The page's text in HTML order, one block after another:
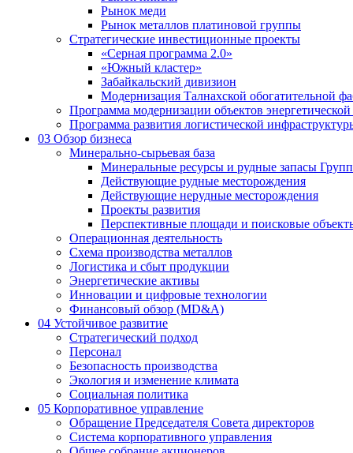
Рынок меди
Рынок металлов платиновой группы
Стратегические инвестиционные проекты
«Серная программа 2.0»
«Южный кластер»
Забайкальский дивизион
Модернизация Талнахской обогатительной
Программа модернизации объектов
Программа развития логистической
03 Обзор бизнеса
Минерально-сырьевая база
Минеральные ресурсы и рудные запасы
Действующие рудные месторождения
Действующие нерудные месторождения
Проекты развития
Перспективные площади и поисковые
Операционная деятельность
Схема производства металлов
Логистика и сбыт продукции
Энергетические активы
Инновации и цифровые технологии
Финансовый обзор (MD&A)
04 Устойчивое развитие
Стратегический подход
Персонал
Безопасность производства
Экология и изменение климата
Социальная политика
05 Корпоративное управление
Обращение Председателя Совета директоров
Система корпоративного управления